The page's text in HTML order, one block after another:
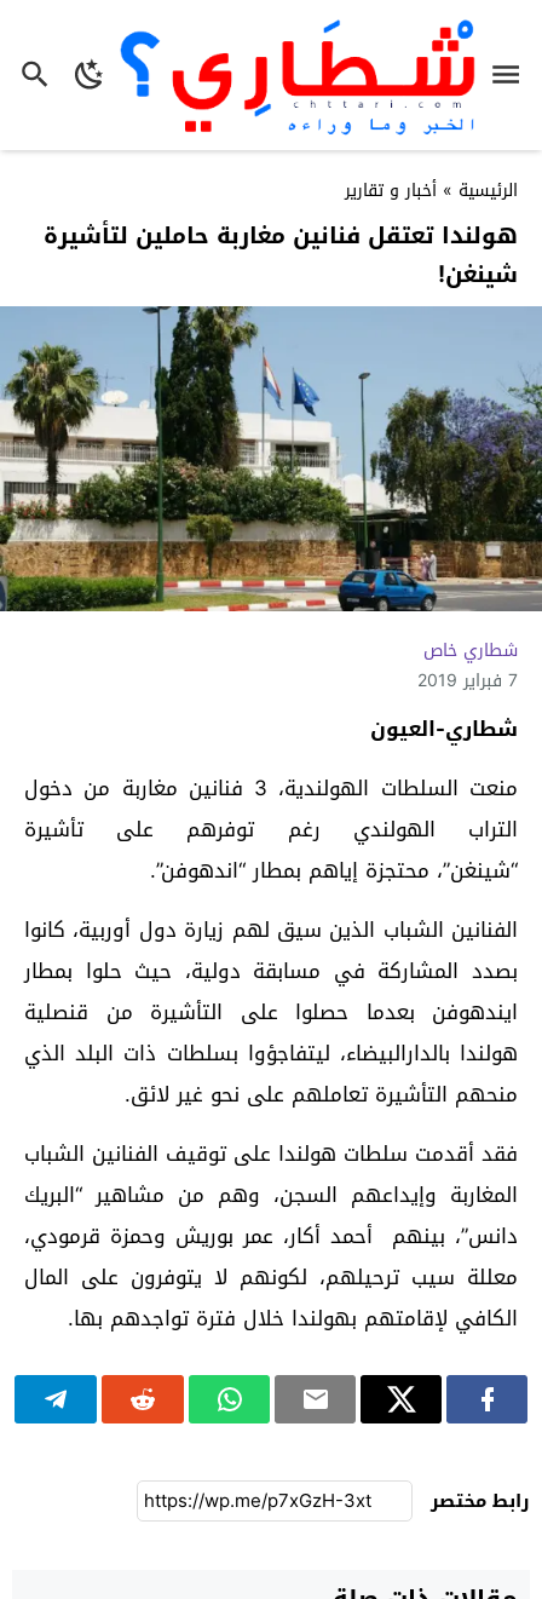
الرئيسية » أخبار و تقارير
هولندا تعتقل فنانين مغاربة حاملين لتأشيرة
شينغن!
شطاري خاص
7 فبراير 2019
شطاري-العيون
منعت السلطات الهولندية، 3 فنانين مغاربة من دخول
التراب الهولندي رغم توفرهم على تأشيرة
“شينغن”، محتجزة إياهم بمطار “اندهوفن”.
الفنانين الشباب الذين سيق لهم زيارة دول أوربية، كانوا
بصدد المشاركة في مسابقة دولية، حيث حلوا بمطار
ايندهوفن بعدما حصلوا على التأشيرة من قنصلية
هولندا بالدارالبيضاء، ليتفاجؤوا بسلطات ذات البلد الذي
منحهم التأشيرة تعاملهم على نحو غير لائق.
فقد أقدمت سلطات هولندا على توقيف الفنانين الشباب
المغاربة وإيداعهم السجن، وهم من مشاهير “البريك
دانس”، بينهم أحمد أكار، عمر بوريش وحمزة قرمودي،
معللة سيب ترحيلهم، لكونهم لا يتوفرون على المال
الكافي لإقامتهم بهولندا خلال فترة تواجدهم بها.
رابط مختصر